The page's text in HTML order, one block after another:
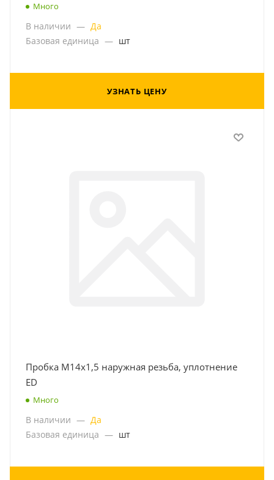
Много
В наличии — Да
Базовая единица — шт
УЗНАТЬ ЦЕНУ
Пробка M14x1,5 наружная резьба, уплотнение
ED
Много
В наличии — Да
Базовая единица — шт